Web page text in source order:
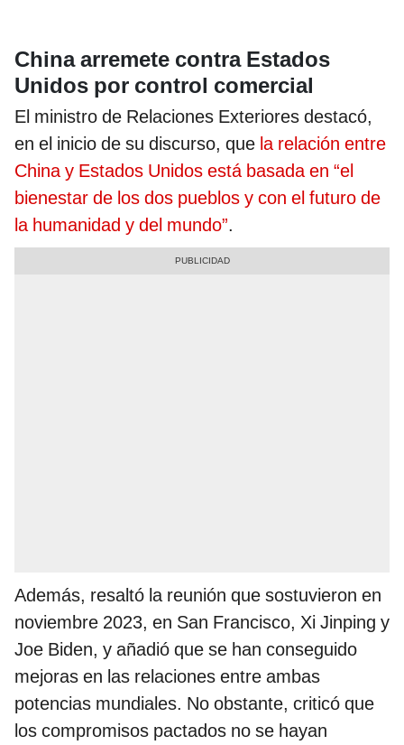
China arremete contra Estados
Unidos por control comercial
El ministro de Relaciones Exteriores destacó,
en el inicio de su discurso, que la relación entre
China y Estados Unidos está basada en “el
bienestar de los dos pueblos y con el futuro de
la humanidad y del mundo”.
Además, resaltó la reunión que sostuvieron en
noviembre 2023, en San Francisco, Xi Jinping y
Joe Biden, y añadió que se han conseguido
mejoras en las relaciones entre ambas
potencias mundiales. No obstante, criticó que
los compromisos pactados no se hayan